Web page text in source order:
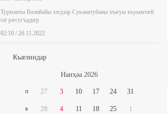
Турманты Валийайы хæдзар Суканатубаны хъæуы къуымтæй
сæ рæсугъддæр
02:10 / 26.11.2022
Къæлиндар
Нaнҳәa 2026
п
в
27
28
3
4
10
11
17
18
24
25
31
1